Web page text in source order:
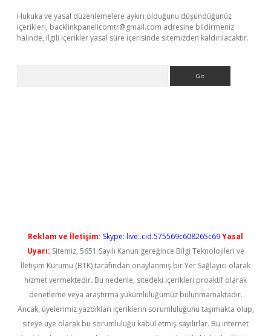
Hukuka ve yasal düzenlemelere aykırı olduğunu düşündüğünüz
içerikleri, backlinkpanelicomtr@gmail.com adresine bildirmeniz
halinde, ilgili içerikler yasal süre içerisinde sitemizden kaldırılacaktır.
Reklam ve İletişim: Skype: live:.cid.575569c608265c69Yasal
Uyarı: Sitemiz, 5651 Sayılı Kanun gereğince Bilgi Teknolojileri ve
İletişim Kurumu (BTK) tarafından onaylanmış bir Yer Sağlayıcı olarak
hizmet vermektedir. Bu nedenle, sitedeki içerikleri proaktif olarak
denetleme veya araştırma yükümlülüğümüz bulunmamaktadır.
Ancak, üyelerimiz yazdıkları içeriklerin sorumluluğunu taşımakta olup,
siteye üye olarak bu sorumluluğu kabul etmiş sayılırlar. Bu internet